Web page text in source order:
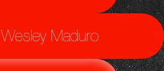
Wesley Maduro